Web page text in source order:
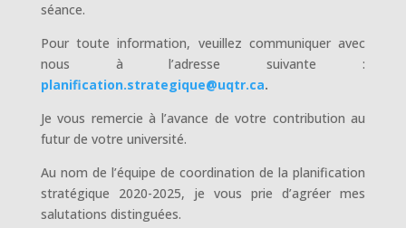
séance.
Pour toute information, veuillez communiquer avec
nous à l’adresse suivante :
planification.strategique@uqtr.ca.
Je vous remercie à l’avance de votre contribution au
futur de votre université.
Au nom de l’équipe de coordination de la planification
stratégique 2020-2025, je vous prie d’agréer mes
salutations distinguées.